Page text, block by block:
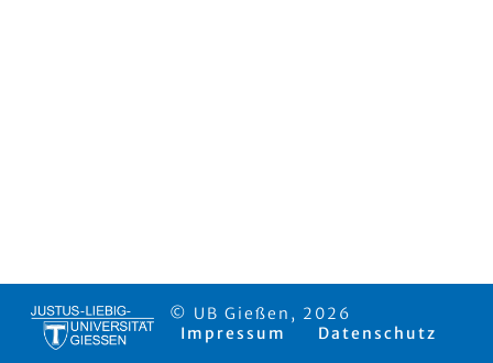
© UB Gießen, 2026
Impressum
Datenschutz